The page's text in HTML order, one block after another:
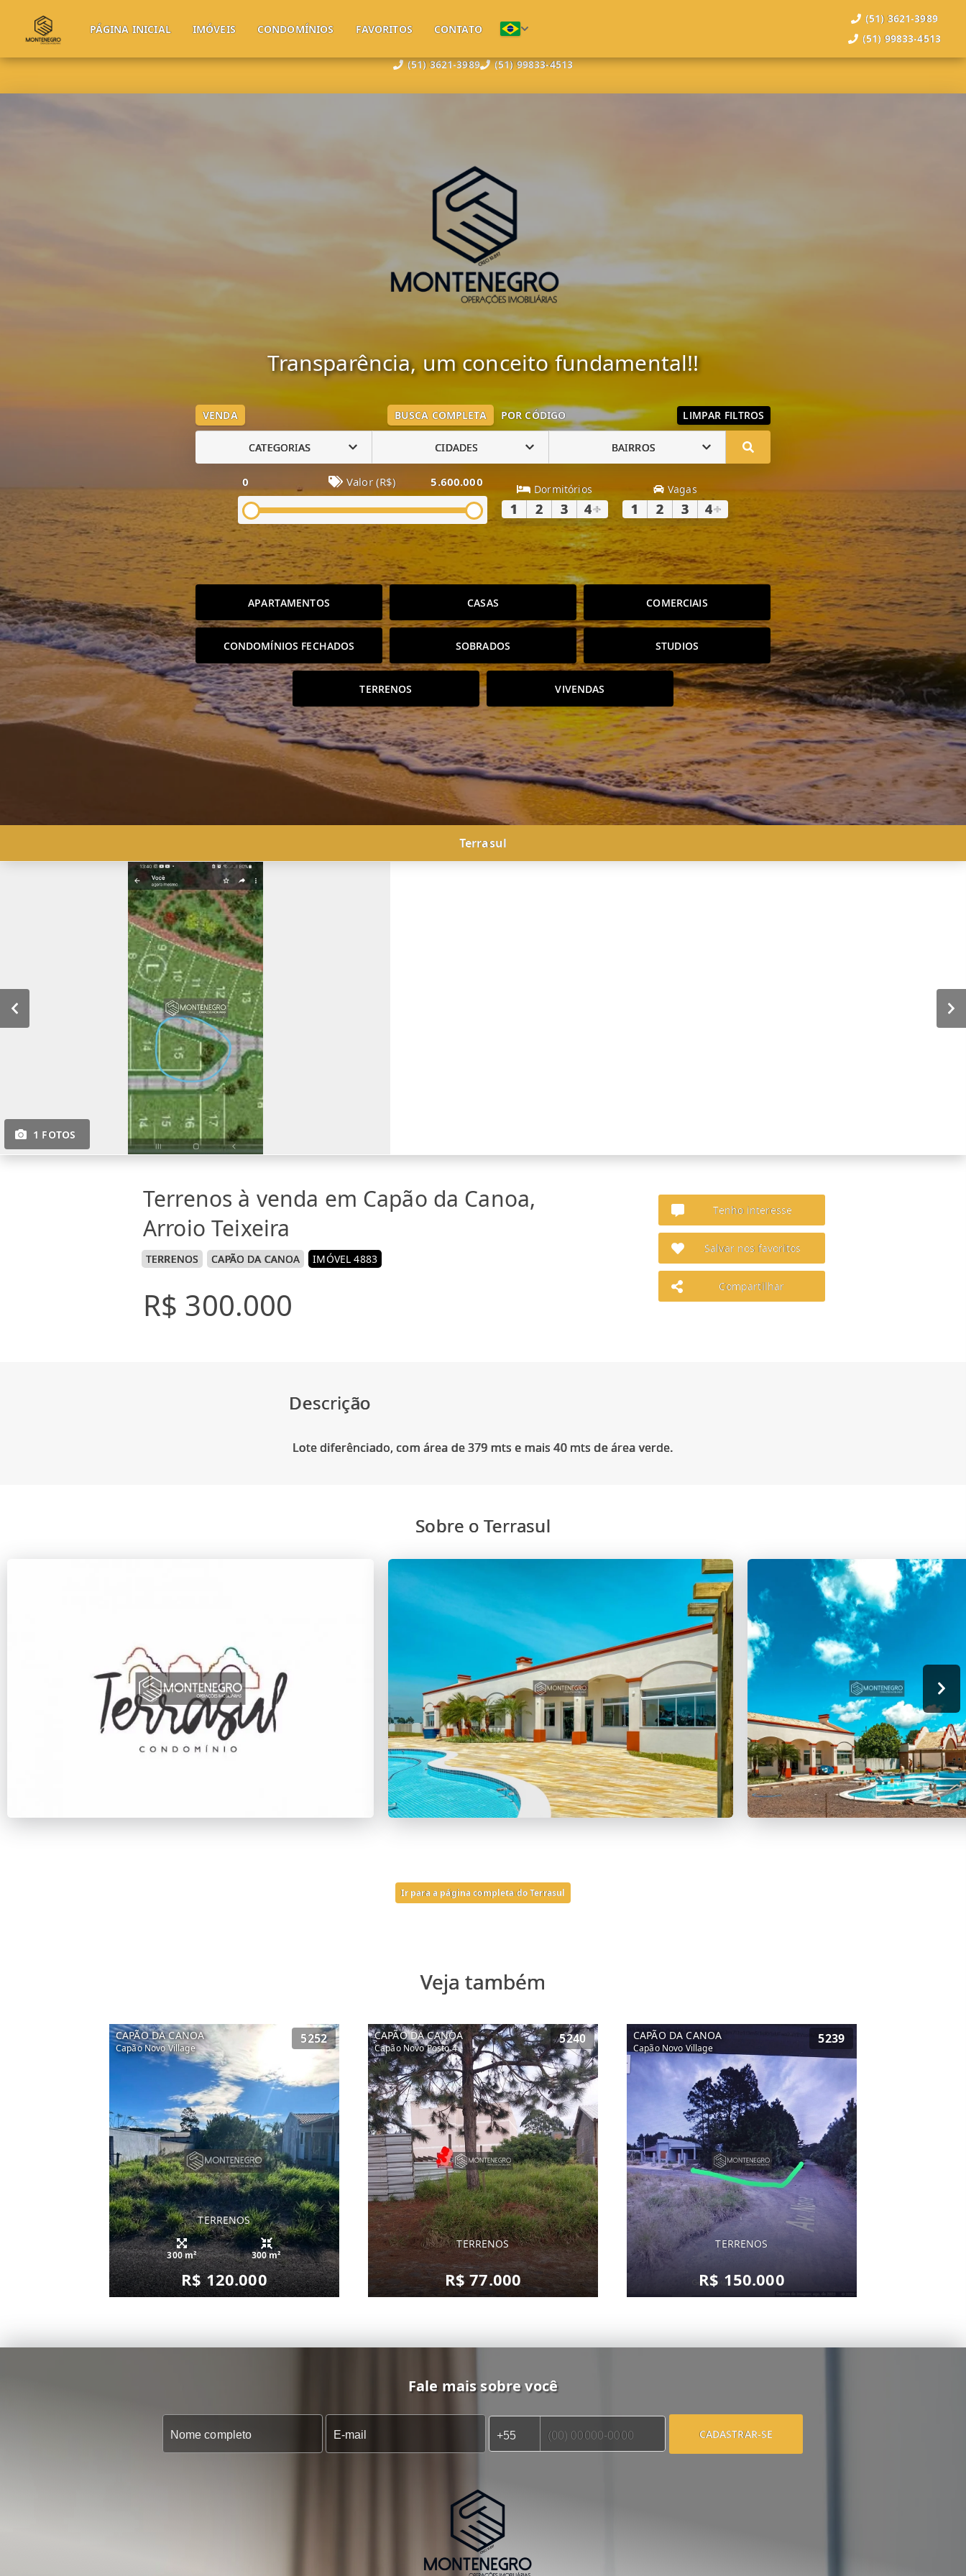
(51) 3621-3989 (51) 99833-4513
PÁGINA INICIAL IMÓVEIS CONDOMÍNIOS FAVORITOS CONTATO
(51) 3621-3989
(51) 99833-4513
Transparência, um conceito fundamental!!
VENDA BUSCA COMPLETA POR CÓDIGO LIMPAR FILTROS
CATEGORIAS CIDADES BAIRROS
0 Valor (R$) 5.600.000 Dormitórios
1 2 3 4+
Vagas
1 2 3 4+
APARTAMENTOS CASAS COMERCIAIS
CONDOMÍNIOS FECHADOS SOBRADOS STUDIOS
TERRENOS VIVENDAS
Terrasul
1 FOTOS
Terrenos à venda em Capão da Canoa,
Arroio Teixeira
TERRENOS CAPÃO DA CANOA IMÓVEL 4883
R$ 300.000
Tenho interesse
Salvar nos favoritos
Compartilhar
Descrição
Sobre o Terrasul
Ir para a página completa do Terrasul
Veja também
CAPÃO DA CANOA
Capão Novo Village
5252
TERRENOS
300 m² 300 m²
R$ 120.000
CAPÃO DA CANOA
Capão Novo Posto 4
5240
TERRENOS
R$ 77.000
CAPÃO DA CANOA
Capão Novo Village
5239
TERRENOS
R$ 150.000
Fale mais sobre você
CADASTRAR-SE